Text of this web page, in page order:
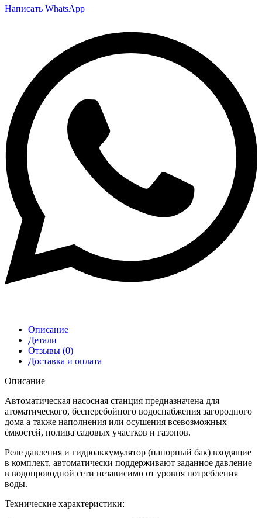
Написать WhatsApp
Описание
Детали
Отзывы (0)
Доставка и оплата
Описание
Автоматическая насосная станция предназначена для
атоматического, бесперебойного водоснабжения загородного
дома а также наполнения или осушения всевозможных
ёмкостей, полива садовых участков и газонов.
Реле давления и гидроаккумулятор (напорный бак) входящие
в комплект, автоматически поддерживают заданное давление
в водопроводной сети независимо от уровня потребления
воды.
Технические характеристики: